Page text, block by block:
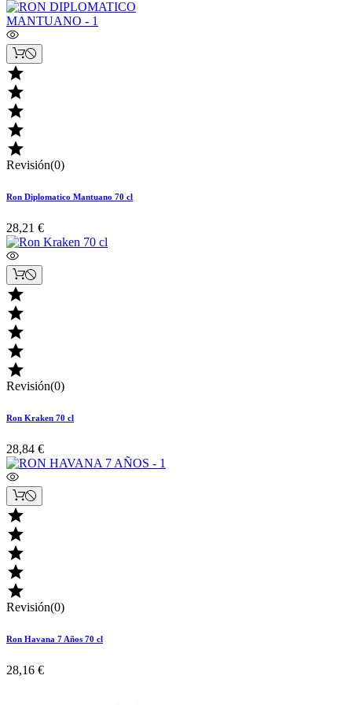





Revisión(0)
Ron Diplomatico Mantuano 70 cl
28,21 €





Revisión(0)
Ron Kraken 70 cl
28,84 €





Revisión(0)
Ron Havana 7 Años 70 cl
28,16 €